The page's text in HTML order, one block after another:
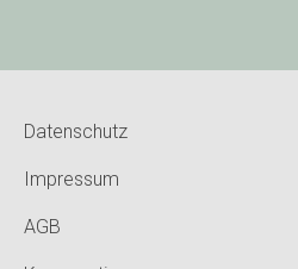
Datenschutz
Impressum
AGB